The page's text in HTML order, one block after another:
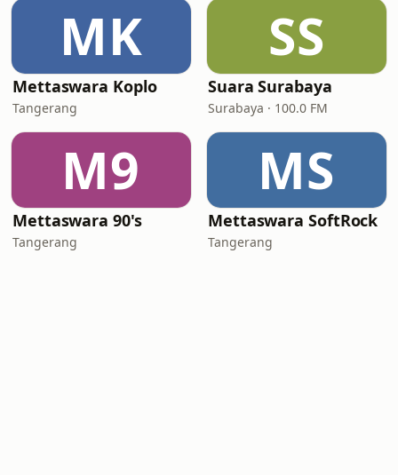
MK
Mettaswara Koplo
Tangerang
SS
Suara Surabaya
Surabaya · 100.0 FM
M9
Mettaswara 90's
Tangerang
MS
Mettaswara SoftRock
Tangerang